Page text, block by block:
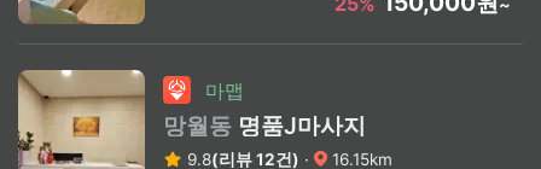
~
마맵
망월동 명품J마사지
9.8(리뷰 12건) · 16.15km